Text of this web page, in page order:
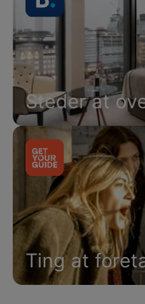
Steder at
Ting at